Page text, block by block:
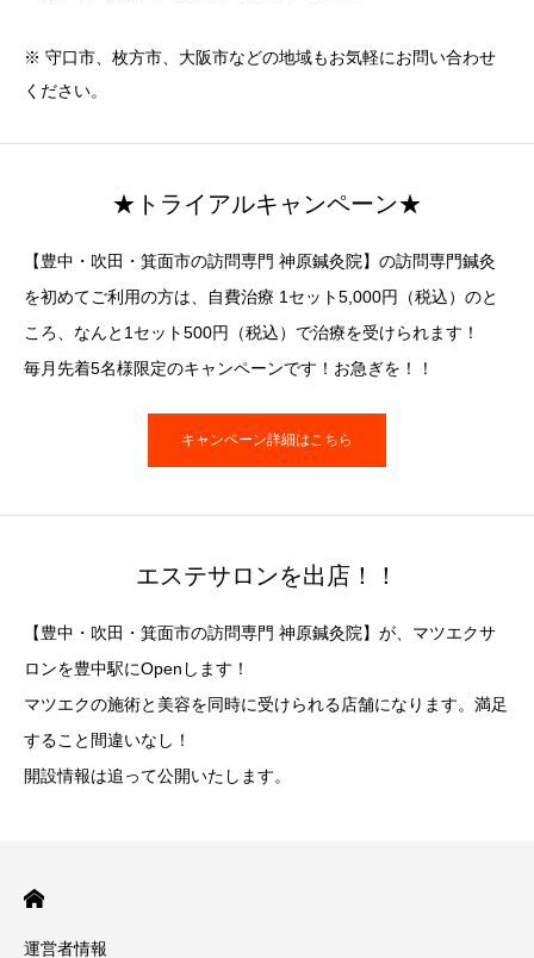
※ 守口市、枚方市、大阪市などの地域もお気軽にお問い合わせ
ください。
★トライアルキャンペーン★
【豊中・吹田・箕面市の訪問専門 神原鍼灸院】の訪問専門鍼灸
を初めてご利用の方は、自費治療 1セット5,000円（税込）のと
ころ、なんと1セット500円（税込）で治療を受けられます！
毎月先着5名様限定のキャンペーンです！お急ぎを！！
キャンペーン詳細はこちら
エステサロンを出店！！
【豊中・吹田・箕面市の訪問専門 神原鍼灸院】が、マツエクサ
ロンを豊中駅にOpenします！
マツエクの施術と美容を同時に受けられる店舗になります。満足
すること間違いなし！
開設情報は追って公開いたします。
運営者情報